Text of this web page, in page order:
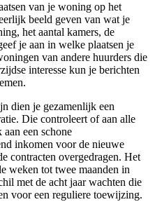
van je woning op het
beeld geven van wat je
het aantal kamers, de
je aan in welke plaatsen je
van andere huurders die
interesse kun je berichten
dien je gezamenlijk een
. Die controleert of aan alle
een schone
inkomen voor de nieuwe
contracten overgedragen. Het
weken tot twee maanden in
met de acht jaar wachten die
voor een reguliere toewijzing.